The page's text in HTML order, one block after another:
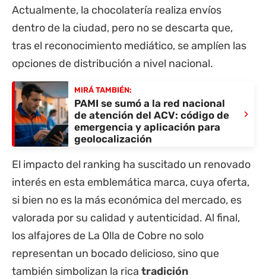
Actualmente, la chocolatería realiza envíos
dentro de la ciudad, pero no se descarta que,
tras el reconocimiento mediático, se amplíen las
opciones de distribución a nivel nacional.
MIRÁ TAMBIÉN:
PAMI se sumó a la red nacional
de atención del ACV: código de
emergencia y aplicación para
geolocalización
›
El impacto del ranking ha suscitado un renovado
interés en esta emblemática marca, cuya oferta,
si bien no es la más económica del mercado, es
valorada por su calidad y autenticidad. Al final,
los alfajores de La Olla de Cobre no solo
representan un bocado delicioso, sino que
también simbolizan la rica tradición